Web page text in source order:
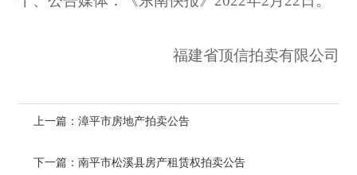
福建省顶信拍卖有限公司
上一篇：漳平市房地产拍卖公告
下一篇：南平市松溪县房产租赁权拍卖公告